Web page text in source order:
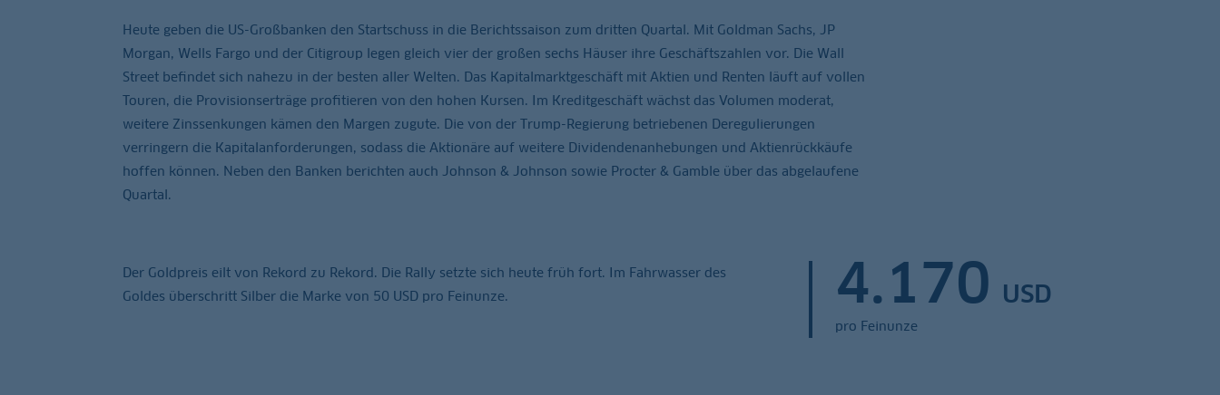
Heute geben die US-Großbanken den Startschuss in die Berichtssaison zum dritten Quartal. Mit Goldman Sachs, JP
Morgan, Wells Fargo und der Citigroup legen gleich vier der großen sechs Häuser ihre Geschäftszahlen vor. Die Wall
Street befindet sich nahezu in der besten aller Welten. Das Kapitalmarktgeschäft mit Aktien und Renten läuft auf vollen
Touren, die Provisionserträge profitieren von den hohen Kursen. Im Kreditgeschäft wächst das Volumen moderat,
weitere Zinssenkungen kämen den Margen zugute. Die von der Trump-Regierung betriebenen Deregulierungen
verringern die Kapitalanforderungen, sodass die Aktionäre auf weitere Dividendenanhebungen und Aktienrückkäufe
hoffen können. Neben den Banken berichten auch Johnson & Johnson sowie Procter & Gamble über das abgelaufene
Quartal.
Der Goldpreis eilt von Rekord zu Rekord. Die Rally setzte sich heute früh fort. Im Fahrwasser des
Goldes überschritt Silber die Marke von 50 USD pro Feinunze.
4.170 USD
pro Feinunze